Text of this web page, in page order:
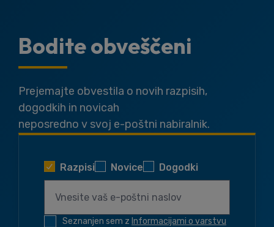
Bodite obveščeni
Prejemajte obvestila o novih razpisih,
dogodkih in novicah
neposredno v svoj e-poštni nabiralnik.
Razpisi Novice Dogodki
Seznanjen sem z Informacijami o varstvu